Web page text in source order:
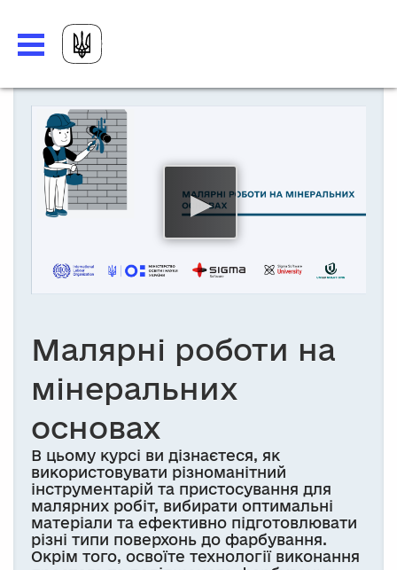
Малярні роботи на
мінеральних
основах
В цьому курсі ви дізнаєтеся, як
використовувати різноманітний
інструментарій та пристосування для
малярних робіт, вибирати оптимальні
матеріали та ефективно підготовлювати
різні типи поверхонь до фарбування.
Окрім того, освоїте технології виконання